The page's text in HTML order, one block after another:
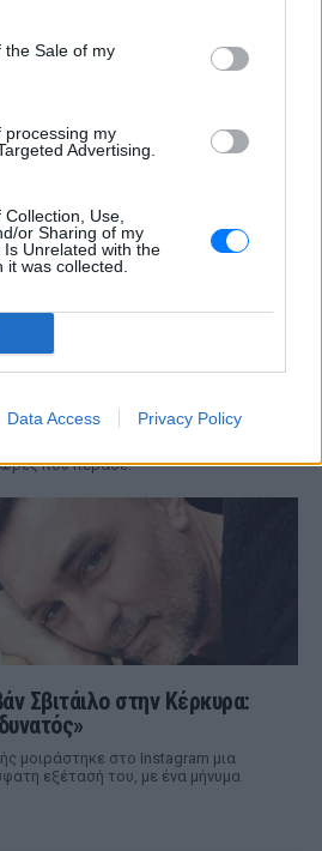
the Sale of my
processing my
Advertising.
Use,
or Sharing of my
Unrelated with the
was collected.
Data Access Privacy Policy
της διακοπές στο «νησί
ανέμων».
με μαύρο μπικίνι ‑ δείτε
τις πόζες της
μοντέλο μοιράστηκε φωτογραφίες
τις καλοκαιρινές της διακοπές στο
των Κυκλάδων
βράδυ στο νοσοκομείο με ορούς
αντιβιώσεις»
Η επιχειρηματίας έπαθε τροφική
δηλητηρίαση και μοιράστηκε με τους
που πέρασε.
Σβιτάιλο στην Κέρκυρα:
μοιράστηκε στο Instagram μια
εξέτασή του, με ένα μήνυμα